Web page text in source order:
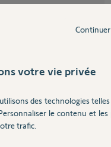
votre vie privée
des technologies
le contenu et les
trafic.